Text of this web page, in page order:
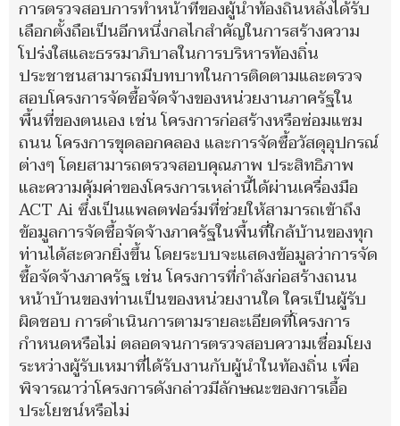
การตรวจสอบการทำหน้าที่ของผู้นำท้องถิ่นหลังได้รับ
เลือกตั้งถือเป็นอีกหนึ่งกลไกสำคัญในการสร้างความ
โปร่งใสและธรรมาภิบาลในการบริหารท้องถิ่น
ประชาชนสามารถมีบทบาทในการติดตามและตรวจ
สอบโครงการจัดซื้อจัดจ้างของหน่วยงานภาครัฐใน
พื้นที่ของตนเอง เช่น โครงการก่อสร้างหรือซ่อมแซม
ถนน โครงการขุดลอกคลอง และการจัดซื้อวัสดุอุปกรณ์
ต่างๆ โดยสามารถตรวจสอบคุณภาพ ประสิทธิภาพ
และความคุ้มค่าของโครงการเหล่านี้ได้ผ่านเครื่องมือ
ACT Ai ซึ่งเป็นแพลตฟอร์มที่ช่วยให้สามารถเข้าถึง
ข้อมูลการจัดซื้อจัดจ้างภาครัฐในพื้นที่ใกล้บ้านของทุก
ท่านได้สะดวกยิ่งขึ้น โดยระบบจะแสดงข้อมูลว่าการจัด
ซื้อจัดจ้างภาครัฐ เช่น โครงการที่กำลังก่อสร้างถนน
หน้าบ้านของท่านเป็นของหน่วยงานใด ใครเป็นผู้รับ
ผิดชอบ การดำเนินการตามรายละเอียดที่โครงการ
กำหนดหรือไม่ ตลอดจนการตรวจสอบความเชื่อมโยง
ระหว่างผู้รับเหมาที่ได้รับงานกับผู้นำในท้องถิ่น เพื่อ
พิจารณาว่าโครงการดังกล่าวมีลักษณะของการเอื้อ
ประโยชน์หรือไม่